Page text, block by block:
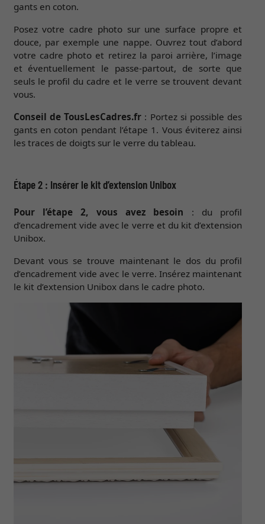
gants en coton.
Posez votre cadre photo sur une surface propre et
douce, par exemple une nappe. Ouvrez tout d’abord
votre cadre photo et retirez la paroi arrière, l’image
et éventuellement le passe-partout, de sorte que
seuls le profil du cadre et le verre se trouvent devant
vous.
Conseil de TousLesCadres.fr : Portez si possible des
gants en coton pendant l’étape 1. Vous éviterez ainsi
les traces de doigts sur le verre du tableau.
Étape 2 : Insérer le kit d’extension Unibox
Pour l’étape 2, vous avez besoin : du profil
d’encadrement vide avec le verre et du kit d’extension
Unibox.
Devant vous se trouve maintenant le dos du profil
d’encadrement vide avec le verre. Insérez maintenant
le kit d’extension Unibox dans le cadre photo.